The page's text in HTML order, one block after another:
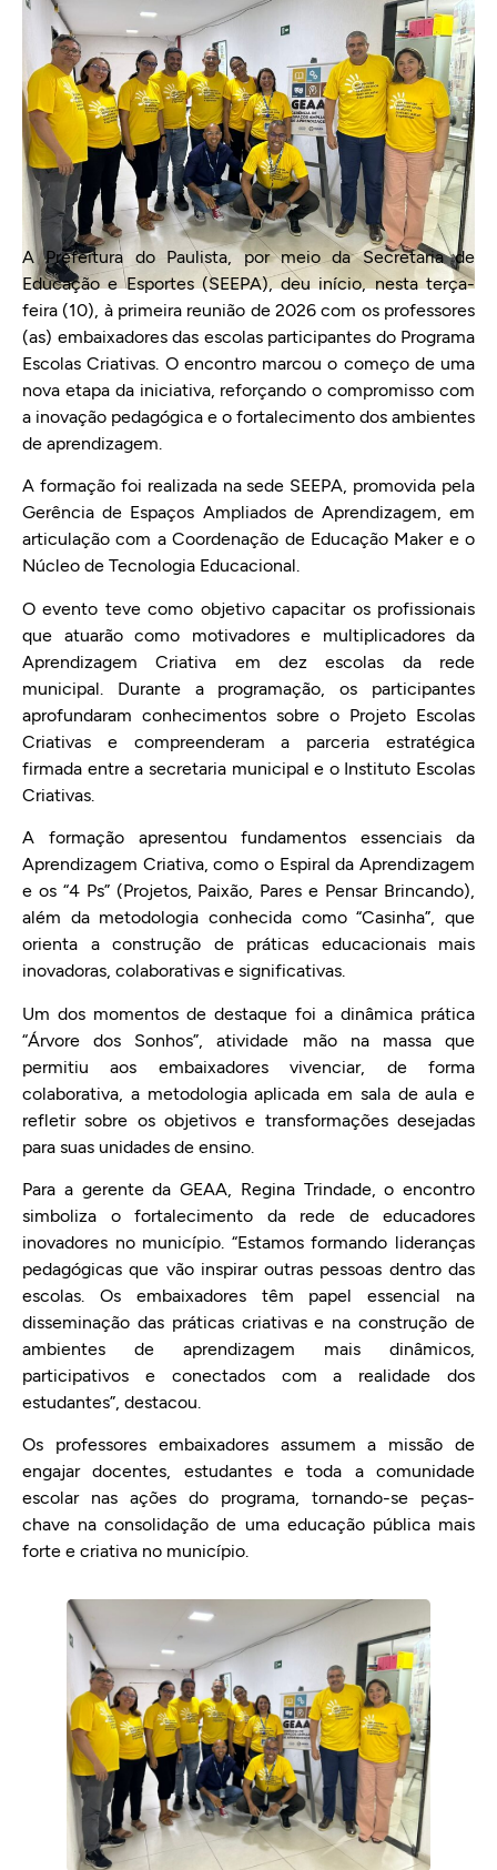
A Prefeitura do Paulista, por meio da Secretaria de
Educação e Esportes (SEEPA), deu início, nesta terça-
feira (10), à primeira reunião de 2026 com os professores
(as) embaixadores das escolas participantes do Programa
Escolas Criativas. O encontro marcou o começo de uma
nova etapa da iniciativa, reforçando o compromisso com
a inovação pedagógica e o fortalecimento dos ambientes
de aprendizagem.
A formação foi realizada na sede SEEPA, promovida pela
Gerência de Espaços Ampliados de Aprendizagem, em
articulação com a Coordenação de Educação Maker e o
Núcleo de Tecnologia Educacional.
O evento teve como objetivo capacitar os profissionais
que atuarão como motivadores e multiplicadores da
Aprendizagem Criativa em dez escolas da rede
municipal. Durante a programação, os participantes
aprofundaram conhecimentos sobre o Projeto Escolas
Criativas e compreenderam a parceria estratégica
firmada entre a secretaria municipal e o Instituto Escolas
Criativas.
A formação apresentou fundamentos essenciais da
Aprendizagem Criativa, como o Espiral da Aprendizagem
e os “4 Ps” (Projetos, Paixão, Pares e Pensar Brincando),
além da metodologia conhecida como “Casinha”, que
orienta a construção de práticas educacionais mais
inovadoras, colaborativas e significativas.
Um dos momentos de destaque foi a dinâmica prática
“Árvore dos Sonhos”, atividade mão na massa que
permitiu aos embaixadores vivenciar, de forma
colaborativa, a metodologia aplicada em sala de aula e
refletir sobre os objetivos e transformações desejadas
para suas unidades de ensino.
Para a gerente da GEAA, Regina Trindade, o encontro
simboliza o fortalecimento da rede de educadores
inovadores no município. “Estamos formando lideranças
pedagógicas que vão inspirar outras pessoas dentro das
escolas. Os embaixadores têm papel essencial na
disseminação das práticas criativas e na construção de
ambientes de aprendizagem mais dinâmicos,
participativos e conectados com a realidade dos
estudantes”, destacou.
Os professores embaixadores assumem a missão de
engajar docentes, estudantes e toda a comunidade
escolar nas ações do programa, tornando-se peças-
chave na consolidação de uma educação pública mais
forte e criativa no município.